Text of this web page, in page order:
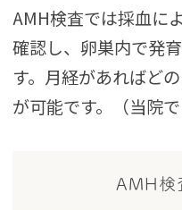
AMH検査では採血に
確認し、卵巣内で発
す。月経があればど
が可能です。（当院
AMH検